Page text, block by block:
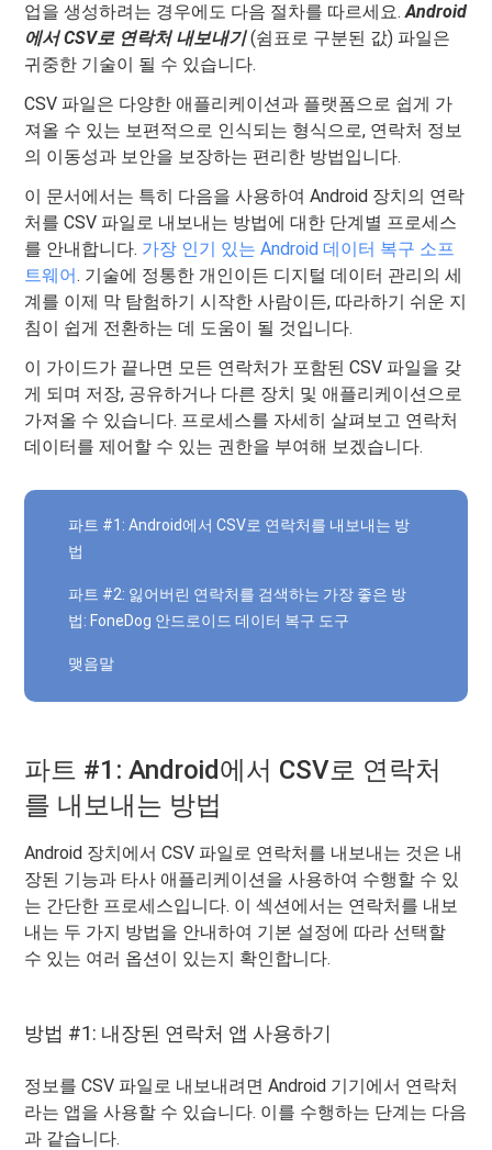
업을 생성하려는 경우에도 다음 절차를 따르세요.Android
에서 CSV로 연락처 내보내기(쉼표로 구분된 값) 파일은
귀중한 기술이 될 수 있습니다.
CSV 파일은 다양한 애플리케이션과 플랫폼으로 쉽게 가
져올 수 있는 보편적으로 인식되는 형식으로, 연락처 정보
의 이동성과 보안을 보장하는 편리한 방법입니다.
이 문서에서는 특히 다음을 사용하여 Android 장치의 연락
처를 CSV 파일로 내보내는 방법에 대한 단계별 프로세스
를 안내합니다. 가장 인기 있는 Android 데이터 복구 소프
트웨어. 기술에 정통한 개인이든 디지털 데이터 관리의 세
계를 이제 막 탐험하기 시작한 사람이든, 따라하기 쉬운 지
침이 쉽게 전환하는 데 도움이 될 것입니다.
이 가이드가 끝나면 모든 연락처가 포함된 CSV 파일을 갖
게 되며 저장, 공유하거나 다른 장치 및 애플리케이션으로
가져올 수 있습니다. 프로세스를 자세히 살펴보고 연락처
데이터를 제어할 수 있는 권한을 부여해 보겠습니다.
파트 #1: Android에서 CSV로 연락처를 내보내는 방
법
파트 #2: 잃어버린 연락처를 검색하는 가장 좋은 방
법: FoneDog 안드로이드 데이터 복구 도구
맺음말
파트 #1: Android에서 CSV로 연락처
를 내보내는 방법
Android 장치에서 CSV 파일로 연락처를 내보내는 것은 내
장된 기능과 타사 애플리케이션을 사용하여 수행할 수 있
는 간단한 프로세스입니다. 이 섹션에서는 연락처를 내보
내는 두 가지 방법을 안내하여 기본 설정에 따라 선택할
수 있는 여러 옵션이 있는지 확인합니다.
방법 #1: 내장된 연락처 앱 사용하기
정보를 CSV 파일로 내보내려면 Android 기기에서 연락처
라는 앱을 사용할 수 있습니다. 이를 수행하는 단계는 다음
과 같습니다.